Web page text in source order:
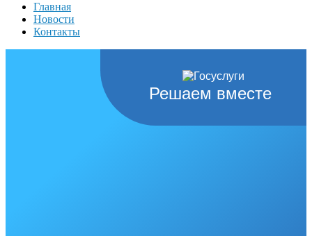
Главная
Новости
Контакты
Решаем вместе